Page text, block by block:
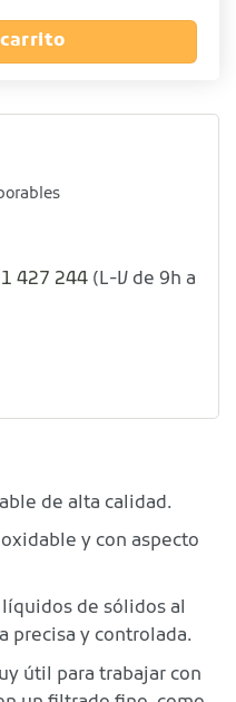
427 244 (L-V de 9h a
de alta calidad.
y con aspecto
de sólidos al
precisa y controlada.
útil para trabajar con